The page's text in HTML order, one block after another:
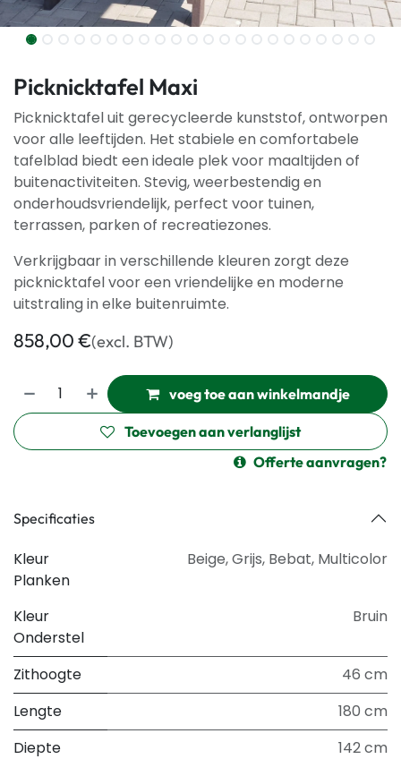
Picknicktafel Maxi
Picknicktafel uit gerecycleerde kunststof, ontworpen
voor alle leeftijden. Het stabiele en comfortabele
tafelblad biedt een ideale plek voor maaltijden of
buitenactiviteiten. Stevig, weerbestendig en
onderhoudsvriendelijk, perfect voor tuinen,
terrassen, parken of recreatiezones.
Verkrijgbaar in verschillende kleuren zorgt deze
picknicktafel voor een vriendelijke en moderne
uitstraling in elke buitenruimte.
858,00€(excl. BTW)
voeg toe aan winkelmandje
Toevoegen aan verlanglijst
Offerte aanvragen?
Specificaties
Kleur
Planken
Beige,Grijs, Bebat, Multicolor
Kleur
Onderstel
Bruin
Zithoogte
46 cm
Lengte
180 cm
Diepte
142 cm